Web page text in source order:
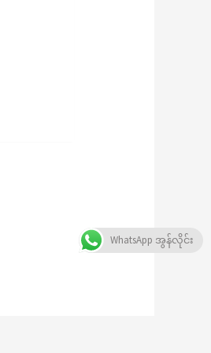
WhatsApp အွန်လိုင်း